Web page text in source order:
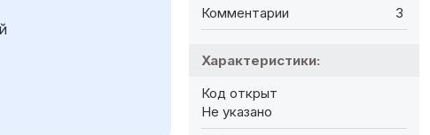
Комментарии 3
Характеристики:
Код открыт
Не указано